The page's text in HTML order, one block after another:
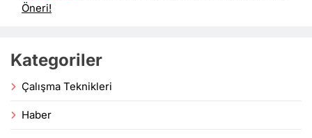
Öneri!
Kategoriler
Çalışma Teknikleri
Haber